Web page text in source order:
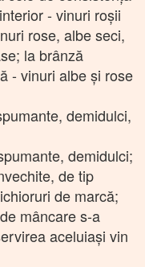
- vinuri roşii
rose, albe seci,
la brânză
- vinuri albe şi rose
demidulci,
demidulci;
de tip
de marcă;
mâncare s-a
aceluiaşi vin